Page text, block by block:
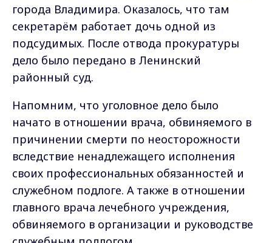
города Владимира. Оказалось, что там
секретарём работает дочь одной из
подсудимых. После отвода прокуратуры
дело было передано в Ленинский
районный суд.
Напомним, что уголовное дело было
начато в отношении врача, обвиняемого в
причинении смерти по неосторожности
вследствие ненадлежащего исполнения
своих профессиональных обязанностей и
служебном подлоге. А также в отношении
главного врача лечебного учреждения,
обвиняемого в организации и руководстве